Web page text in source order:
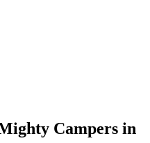
Campers in